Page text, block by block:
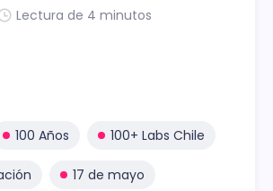
Lectura de 4 minutos
100 Años 100+ Labs Chile
17 de mayo